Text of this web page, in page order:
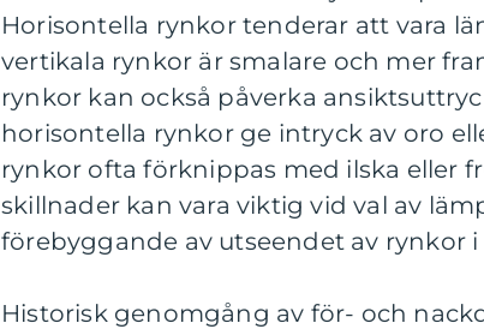
Horisontella rynkor tenderar att vara
vertikala rynkor är smalare och mer
rynkor kan också påverka
horisontella rynkor ge intryck av oro
rynkor ofta förknippas med ilska eller
skillnader kan vara viktig vid val av
förebyggande av utseendet av rynkor
Historisk genomgång av för- och